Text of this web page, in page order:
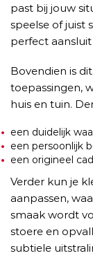
past bij jouw
speelse of juist
perfect
Bovendien is
toepassingen,
huis en tuin.
een duidelijk
een persoonlijk
een origineel
Verder kun je
aanpassen,
smaak wordt
stoere en
subtiele